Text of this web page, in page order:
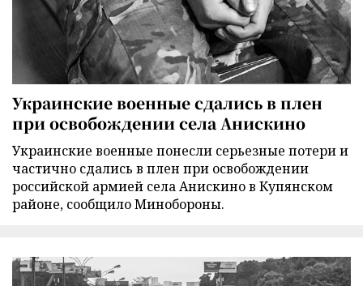
Украинские военные сдались в плен
при освобождении села Анискино
Украинские военные понесли серьезные потери и
частично сдались в плен при освобождении
российской армией села Анискино в Купянском
районе, сообщило Минобороны.